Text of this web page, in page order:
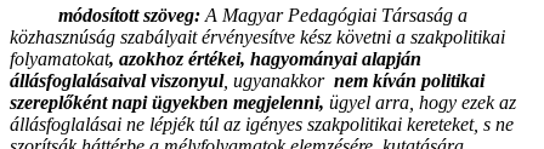
módosított szöveg: A Magyar Pedagógiai Társaság a
közhasznúság szabályait érvényesítve kész követni a szakpolitikai
folyamatokat, azokhoz értékei, hagyományai alapján
állásfoglalásaival viszonyul, ugyanakkor nem kíván politikai
szereplőként napi ügyekben megjelenni, ügyel arra, hogy ezek az
állásfoglalásai ne lépjék túl az igényes szakpolitikai kereteket, s ne